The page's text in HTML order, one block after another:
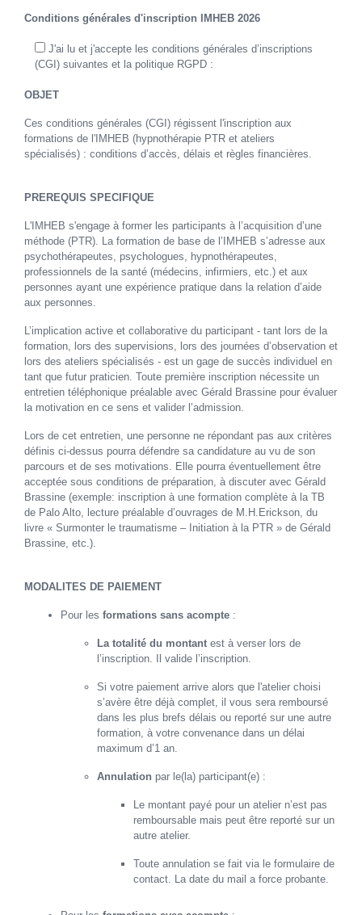
Conditions générales d'inscription IMHEB 2026
J'ai lu et j'accepte les conditions générales d’inscriptions
(CGI) suivantes et la politique RGPD :
OBJET
Ces conditions générales (CGI) régissent l'inscription aux
formations de l'IMHEB (hypnothérapie PTR et ateliers
spécialisés) : conditions d’accès, délais et règles financières.
PREREQUIS SPECIFIQUE
L'IMHEB s'engage à former les participants à l’acquisition d’une
méthode (PTR). La formation de base de l’IMHEB s’adresse aux
psychothérapeutes, psychologues, hypnothérapeutes,
professionnels de la santé (médecins, infirmiers, etc.) et aux
personnes ayant une expérience pratique dans la relation d’aide
aux personnes.
L’implication active et collaborative du participant - tant lors de la
formation, lors des supervisions, lors des journées d’observation et
lors des ateliers spécialisés - est un gage de succès individuel en
tant que futur praticien. Toute première inscription nécessite un
entretien téléphonique préalable avec Gérald Brassine pour évaluer
la motivation en ce sens et valider l’admission.
Lors de cet entretien, une personne ne répondant pas aux critères
définis ci-dessus pourra défendre sa candidature au vu de son
parcours et de ses motivations. Elle pourra éventuellement être
acceptée sous conditions de préparation, à discuter avec Gérald
Brassine (exemple: inscription à une formation complète à la TB
de Palo Alto, lecture préalable d’ouvrages de M.H.Erickson, du
livre « Surmonter le traumatisme – Initiation à la PTR » de Gérald
Brassine, etc.).
MODALITES DE PAIEMENT
Pour les formations sans acompte :
La totalité du montant est à verser lors de
l’inscription. Il valide l’inscription.
Si votre paiement arrive alors que l'atelier choisi
s’avère être déjà complet, il vous sera remboursé
dans les plus brefs délais ou reporté sur une autre
formation, à votre convenance dans un délai
maximum d’1 an.
Annulation par le(la) participant(e) :
Le montant payé pour un atelier n’est pas
remboursable mais peut être reporté sur un
autre atelier.
Toute annulation se fait via le formulaire de
contact. La date du mail a force probante.